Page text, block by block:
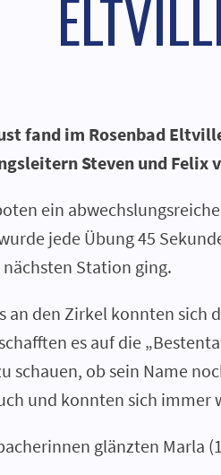
fand im Rosenbad
Steven und
ein
jede Übung 45
nächsten Station ging.
an den Zirkel konnten sich
es auf die
schauen, ob sein Name
und konnten sich immer
glänzten Marla